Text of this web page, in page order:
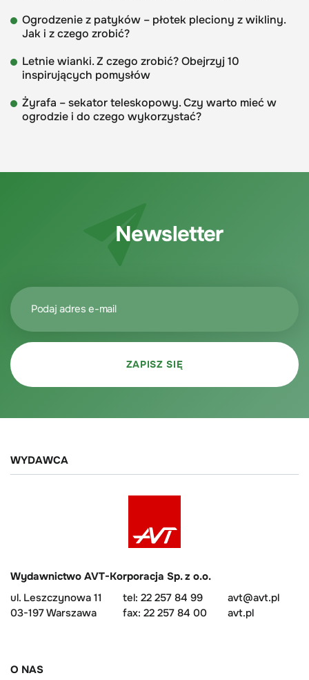
Ogrodzenie z patyków – płotek pleciony z wikliny.
Jak i z czego zrobić?
Letnie wianki. Z czego zrobić? Obejrzyj 10
inspirujących pomysłów
Żyrafa – sekator teleskopowy. Czy warto mieć w
ogrodzie i do czego wykorzystać?
Newsletter
WYDAWCA
Wydawnictwo AVT-Korporacja Sp. z o.o.
ul. Leszczynowa 11
03-197 Warszawa
tel: 22 257 84 99
fax: 22 257 84 00
avt@avt.pl
avt.pl
O NAS